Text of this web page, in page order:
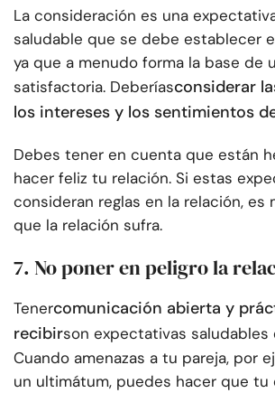
La consideración es una
saludable que se debe establecer
ya que a menudo forma la base de
satisfactoria. Deberíasconsiderar
los intereses y los sentimientos
Debes tener en cuenta que están
hacer feliz tu relación. Si estas
consideran reglas en la relación, es
que la relación sufra.
7. No poner en peligro la
Tenercomunicación abierta y
recibirson expectativas saludables
Cuando amenazas a tu pareja, por
un ultimátum, puedes hacer que tu